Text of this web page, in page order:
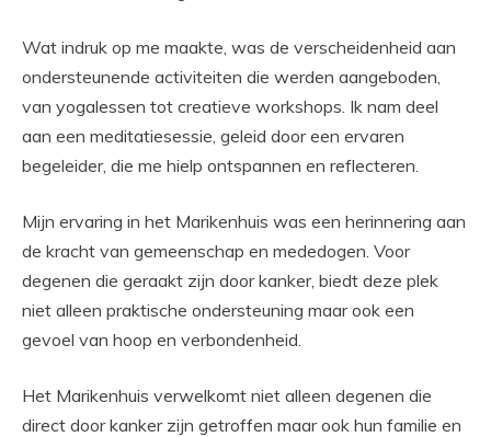
Wat indruk op me maakte, was de verscheidenheid aan
ondersteunende activiteiten die werden aangeboden,
van yogalessen tot creatieve workshops. Ik nam deel
aan een meditatiesessie, geleid door een ervaren
begeleider, die me hielp ontspannen en reflecteren.
Mijn ervaring in het Marikenhuis was een herinnering aan
de kracht van gemeenschap en mededogen. Voor
degenen die geraakt zijn door kanker, biedt deze plek
niet alleen praktische ondersteuning maar ook een
gevoel van hoop en verbondenheid.
Het Marikenhuis verwelkomt niet alleen degenen die
direct door kanker zijn getroffen maar ook hun familie en